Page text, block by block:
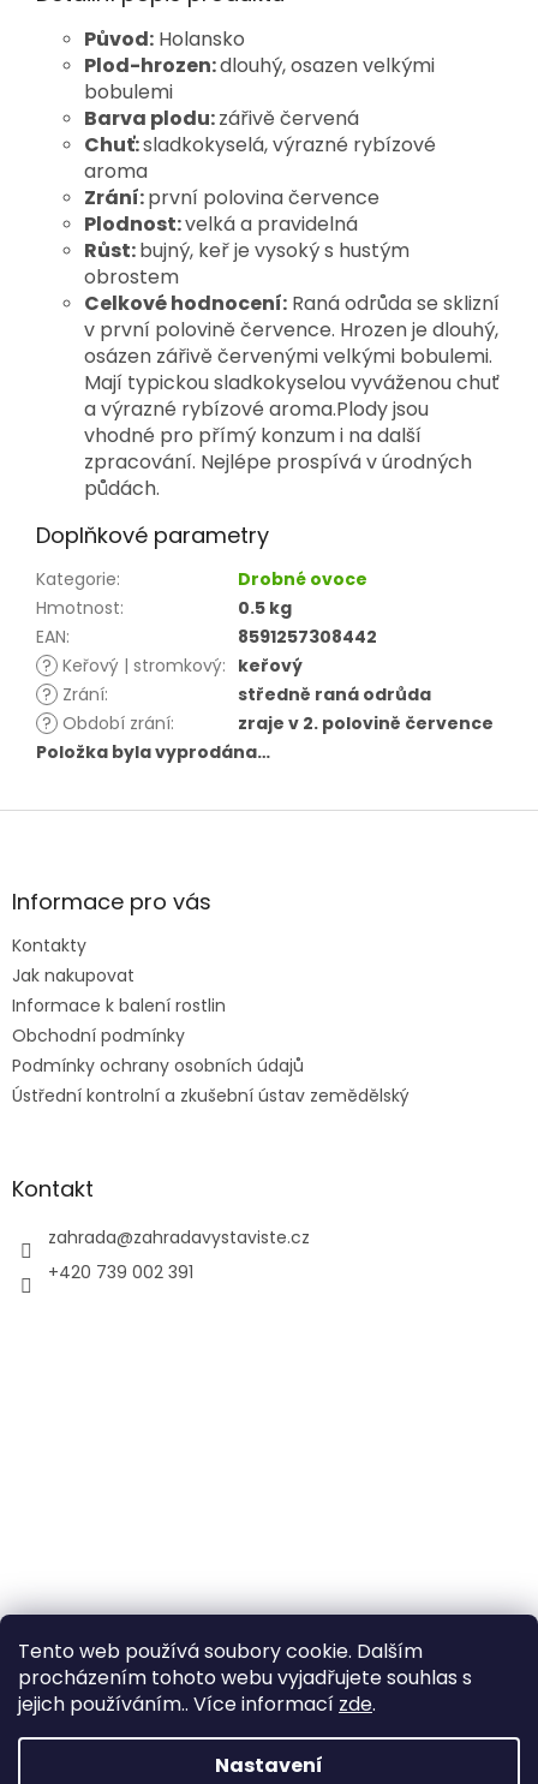
Tento web používá soubory cookie. Dalším
procházením tohoto webu vyjadřujete souhlas s
jejich používáním.. Více informací zde.
Nastavení
Původ: Holansko
Plod-hrozen:dlouhý, osazen velkými
bobulemi
Barva plodu:zářivě červená
Chuť:sladkokyselá, výrazné rybízové
aroma
Zrání:první polovina července
Plodnost:velká a pravidelná
Růst:bujný, keř je vysoký s hustým
obrostem
Celkové hodnocení: Raná odrůda se sklizní
v první polovině července. Hrozen je dlouhý,
osázen zářivě červenými velkými bobulemi.
Mají typickou sladkokyselou vyváženou chuť
a výrazné rybízové aroma.Plody jsou
vhodné pro přímý konzum i na další
zpracování. Nejlépe prospívá v úrodných
půdách.
Doplňkové parametry
Kategorie:
Drobné ovoce
Hmotnost:
0.5 kg
EAN:
8591257308442
? Keřový | stromkový: keřový
? Zrání:
středně raná odrůda
? Období zrání:
zraje v 2. polovině července
Položka byla vyprodána…
Z
aInformace pro vás
Kontakty
Jak nakupovat
Informace k balení rostlin
Obchodní podmínky
Podmínky ochrany osobních údajů
Ústřední kontrolní a zkušební ústav zemědělský
Kontakt
zahrada@zahradavystaviste.cz
+420 739 002 391
Vytvořil Shoptet